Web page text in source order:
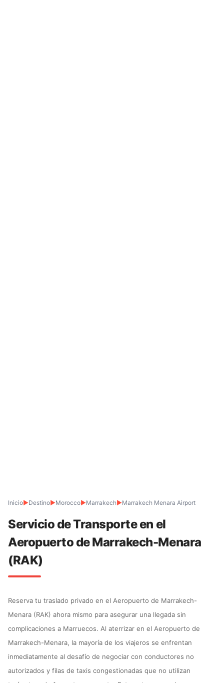
Inicio▶Destino▶Morocco▶Marrakech▶Marrakech Menara Airport
Servicio de Transporte en el
Aeropuerto de Marrakech-Menara
(RAK)
Reserva tu traslado privado en el Aeropuerto de Marrakech-
Menara (RAK) ahora mismo para asegurar una llegada sin
complicaciones a Marruecos. Al aterrizar en el Aeropuerto de
Marrakech-Menara, la mayoría de los viajeros se enfrentan
inmediatamente al desafío de negociar con conductores no
autorizados y filas de taxis congestionadas que no utilizan